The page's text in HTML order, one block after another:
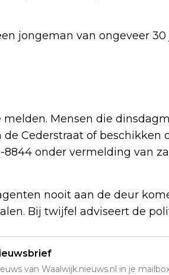
jongeman van ongeveer
Mensen die
Cederstraat of beschikken
onder vermelding van
nooit aan de deur
Bij twijfel adviseert de
van Waalwijk.nieuws.nl in je